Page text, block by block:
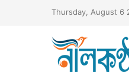
Thursday, August 6